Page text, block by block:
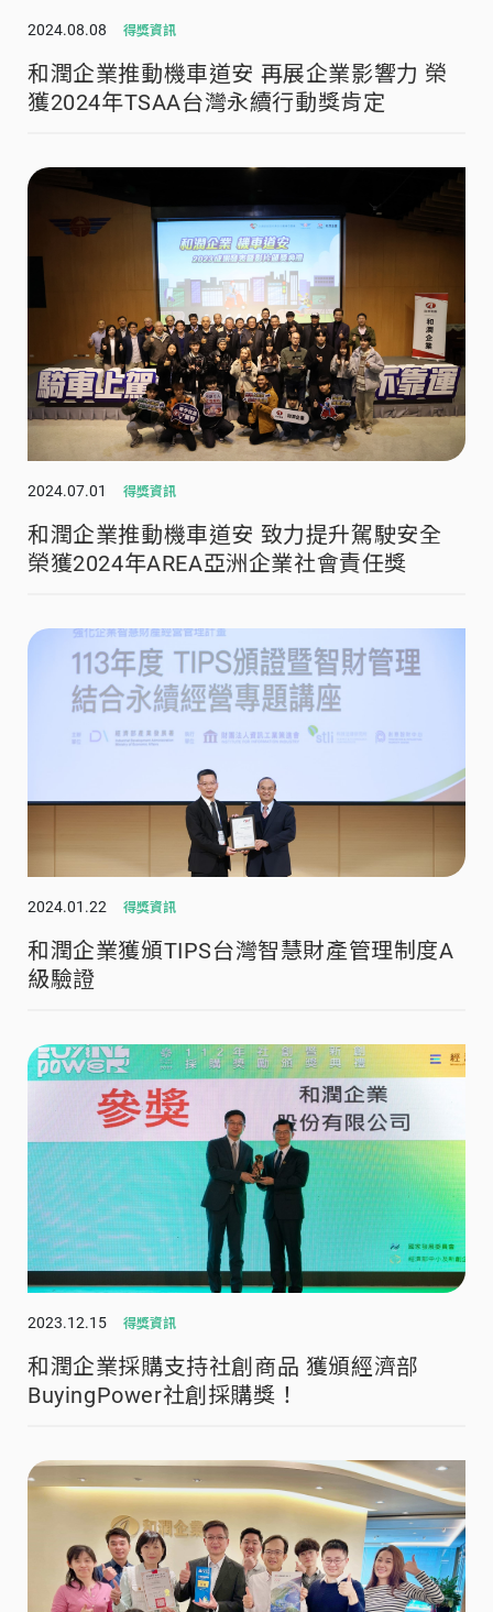
和潤企業推動機車道安 再展企業影響力 榮
獲2024年TSAA台灣永續行動獎肯定
2024.08.08 得獎資訊
和潤企業推動機車道安 致力提升駕駛安全
榮獲2024年AREA亞洲企業社會責任獎
2024.07.01 得獎資訊
和潤企業獲頒TIPS台灣智慧財產管理制度A
級驗證
2024.01.22 得獎資訊
和潤企業採購支持社創商品 獲頒經濟部
BuyingPower社創採購獎！
2023.12.15 得獎資訊